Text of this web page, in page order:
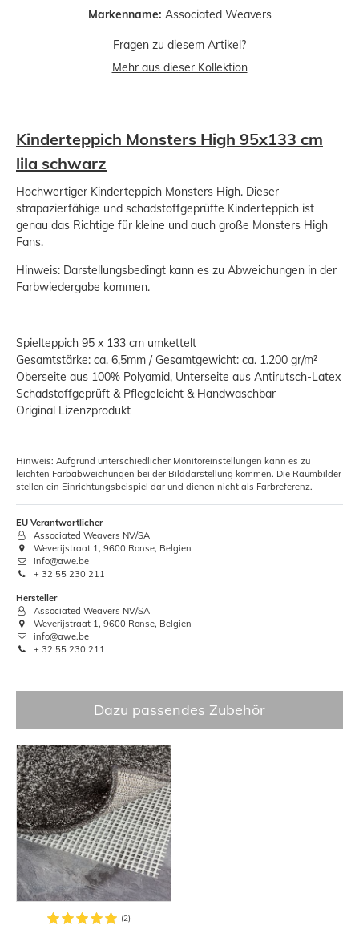
Markenname: Associated Weavers
Fragen zu diesem Artikel?
Mehr aus dieser Kollektion
Kinderteppich Monsters High 95x133 cm
lila schwarz
Hochwertiger Kinderteppich Monsters High. Dieser
strapazierfähige und schadstoffgeprüfte Kinderteppich ist
genau das Richtige für kleine und auch große Monsters High
Fans.
Hinweis: Darstellungsbedingt kann es zu Abweichungen in der
Farbwiedergabe kommen.
Spielteppich 95 x 133 cm umkettelt
Gesamtstärke: ca. 6,5mm / Gesamtgewicht: ca. 1.200 gr/m²
Oberseite aus 100% Polyamid, Unterseite aus Antirutsch-Latex
Schadstoffgeprüft & Pflegeleicht & Handwaschbar
Original Lizenzprodukt
Hinweis: Aufgrund unterschiedlicher Monitoreinstellungen kann es zu
leichten Farbabweichungen bei der Bilddarstellung kommen. Die Raumbilder
stellen ein Einrichtungsbeispiel dar und dienen nicht als Farbreferenz.
EU Verantwortlicher
Associated Weavers NV/SA
Weverijstraat 1, 9600 Ronse, Belgien
info@awe.be
+ 32 55 230 211
Hersteller
Associated Weavers NV/SA
Weverijstraat 1, 9600 Ronse, Belgien
info@awe.be
+ 32 55 230 211
Dazu passendes Zubehör